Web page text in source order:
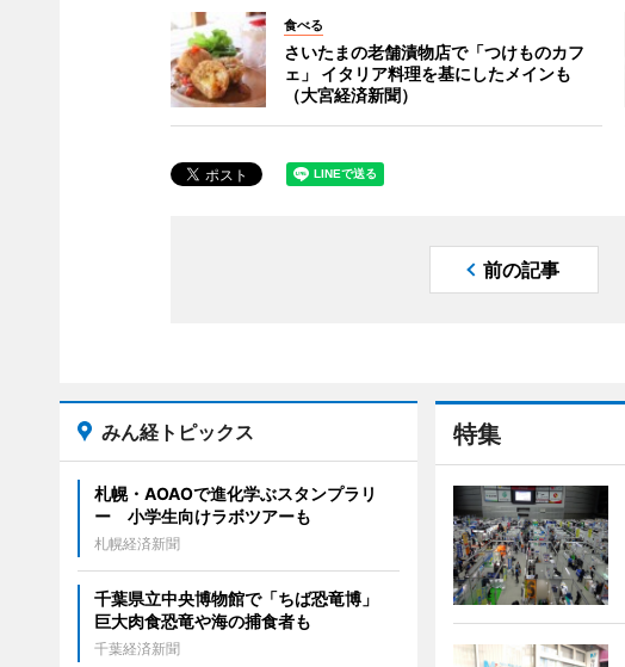
食べる
さいたまの老舗漬物店で「つけものカフ
ェ」 イタリア料理を基にしたメインも
（大宮経済新聞）
前の記事
特集
みん経トピックス
札幌・AOAOで進化学ぶスタンプラリ
ー 小学生向けラボツアーも
札幌経済新聞
千葉県立中央博物館で「ちば恐竜博」
巨大肉食恐竜や海の捕食者も
千葉経済新聞